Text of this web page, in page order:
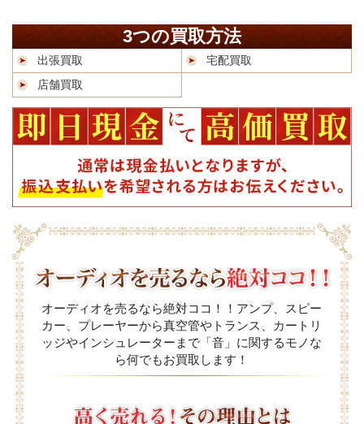
3つの買取方法
出張買取
宅配買取
店舗買取
オーディオを売るなら絶対ココ！！アンプ、スピー
カー、プレーヤーから真空管やトランス、カートリ
ッジやインシュレーターまで「音」に関するモノな
ら何でもお買取します！